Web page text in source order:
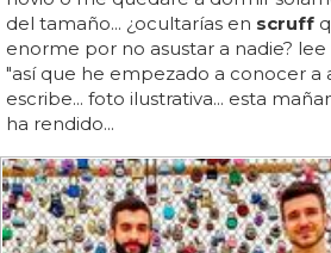
del tamaño... ¿ocultarías en scruff
enorme por no asustar a nadie? lee
"así que he empezado a conocer a
escribe... foto ilustrativa... esta
ha rendido...